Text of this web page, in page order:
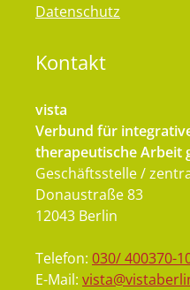
Datenschutz
Kontakt
vista
Verbund für
therapeutische Arbeit
Geschäftsstelle /
Donaustraße 83
12043 Berlin
Telefon: 030/ 400370-
E-Mail: